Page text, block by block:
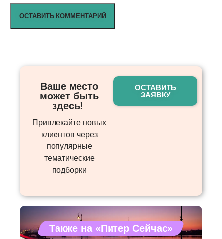
Ваше место
может быть
здесь! ​
Привлекайте новых
клиентов через
популярные
тематические
подборки
ОСТАВИТЬ
ЗАЯВКУ
Также на «Питер Сейчас»